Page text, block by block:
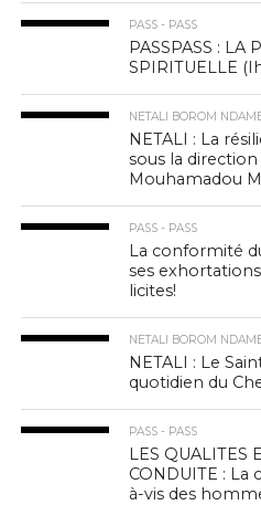
PASS - PASS
PASSPASS : LA
SPIRITUELLE
NETALI BOROM
NETALI : La
sous la
Mouhamadou
PASS - PASS
La conformité
ses
licites!
NETALI BOROM
NETALI : Le
quotidien du
PASS - PASS
LES QUALITES
CONDUITE : La
à-vis des